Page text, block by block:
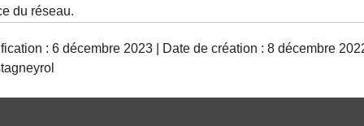
du réseau.
: 6 décembre 2023 | Date de création : 8 décembre